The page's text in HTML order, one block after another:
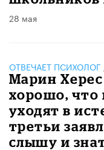
28 мая
ОТВЕЧАЕТ ПСИХОЛОГ
Марин Херес
хорошо, что
уходят в
третьи
слышу и